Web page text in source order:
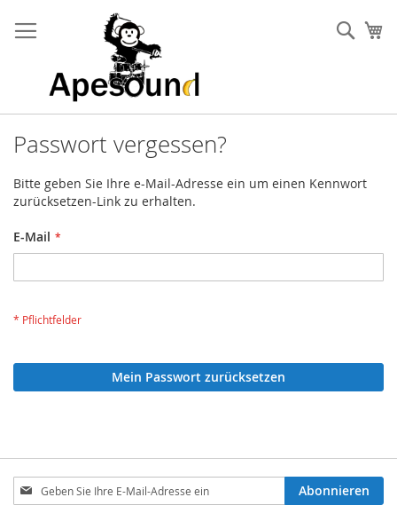
Inhalt
springen
Passwort vergessen?
Bitte geben Sie Ihre e-Mail-Adresse ein um einen Kennwort
zurücksetzen-Link zu erhalten.
E-Mail
Mein Passwort zurücksetzen
Melden
Sie
Abonnieren